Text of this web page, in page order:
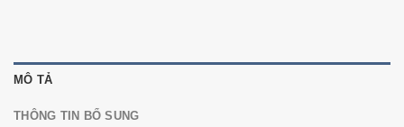
MÔ TẢ
THÔNG TIN BỔ SUNG